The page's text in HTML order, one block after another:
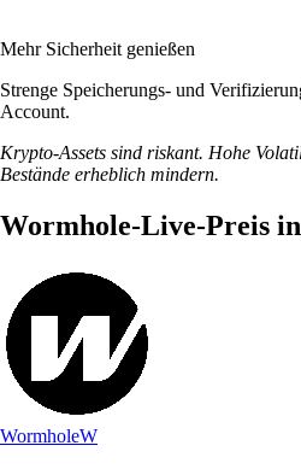
Mehr Sicherheit genießen
Strenge Speicherungs- und
Account.
Krypto-Assets sind riskant. Hohe
Bestände erheblich mindern.
Wormhole-Live-Preis
WormholeW